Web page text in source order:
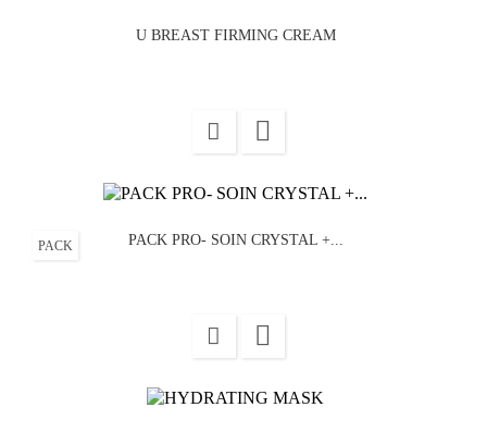
U BREAST FIRMING CREAM

PACK PACK PRO- SOIN CRYSTAL +...
